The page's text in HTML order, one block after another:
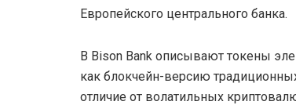
Европейского центрального банка.
В Bison Bank описывают токены
как блокчейн-версию
отличие от волатильных